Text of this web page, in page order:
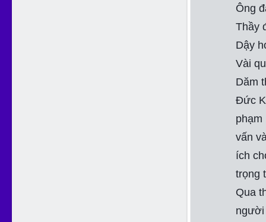
Ông
Thầy
Dậy
Vài
Dăm
Đức
vấn
ích
trọng
Qua
người